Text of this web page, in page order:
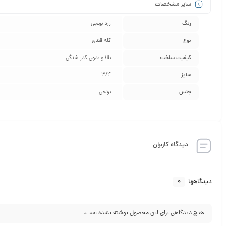
سایر مشخصات
رنگ زرد برنجی
نوع کله قندی
کیفیت ساخت بالا و بدون کدر شدگی
سایز 3/4
جنس برنجی
دیدگاه کاربران
دیدگاهها 0
هیچ دیدگاهی برای این محصول نوشته نشده است.